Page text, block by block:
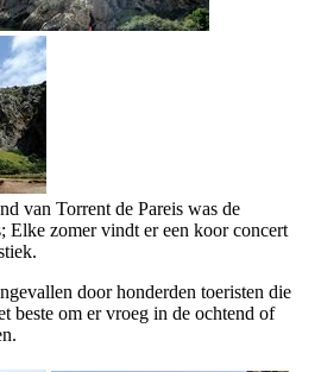
van Torrent de Pareis was de
Elke zomer vindt er een koor concert
door honderden toeristen die
beste om er vroeg in de ochtend of